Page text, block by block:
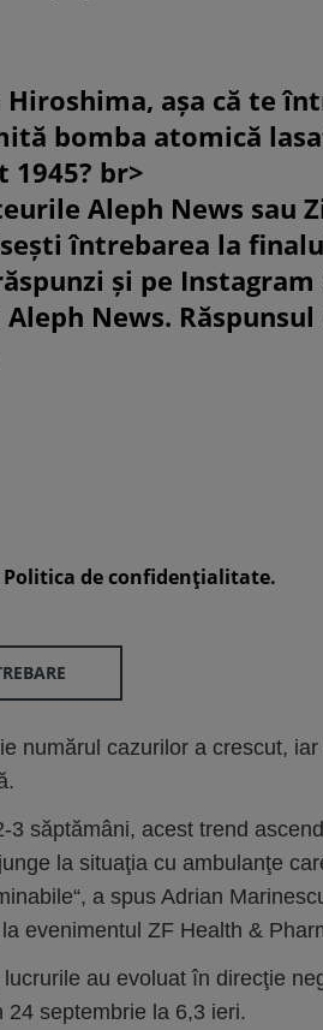
așa că te
bomba atomică
1945? br>
Aleph News sau
întrebarea la
și pe Instagram
News. Răspunsul
Politica de confidenţialitate.
numărul cazurilor a crescut,
3 săptămâni, acest trend
la situaţia cu ambulanţe
a spus Adrian
evenimentul ZF Health &
au evo­luat în direcţie
septembrie la 6,3 ieri.